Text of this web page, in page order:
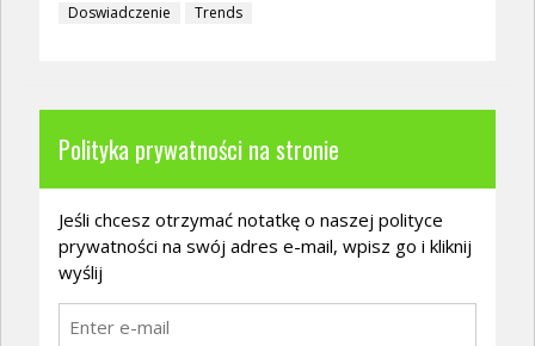
Doswiadczenie Trends
Polityka prywatności na stronie
Jeśli chcesz otrzymać notatkę o naszej polityce
prywatności na swój adres e-mail, wpisz go i kliknij
wyślij